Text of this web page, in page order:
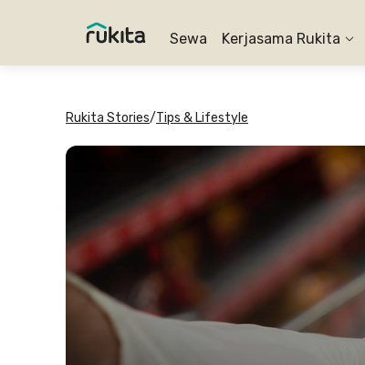
Sewa Kerjasama Rukita
Rukita Stories/Tips & Lifestyle